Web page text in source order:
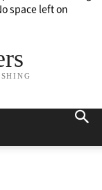
space left on